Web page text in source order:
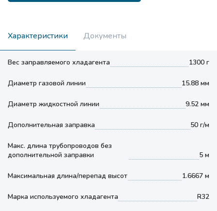
Характеристики Документы
Вес заправляемого хладагента 1300 г
Диаметр газовой линии 15.88 мм
Диаметр жидкостной линии 9.52 мм
Дополнительная заправка 50 г/м
Макс. длина трубопроводов без
дополнительной заправки
5 м
Максимальная длина/перепад высот 1.6667 м
Марка используемого хладагента R32